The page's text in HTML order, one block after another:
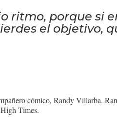
ritmo, porque si
el objetivo,
cómico, Randy Villarba.
Times.